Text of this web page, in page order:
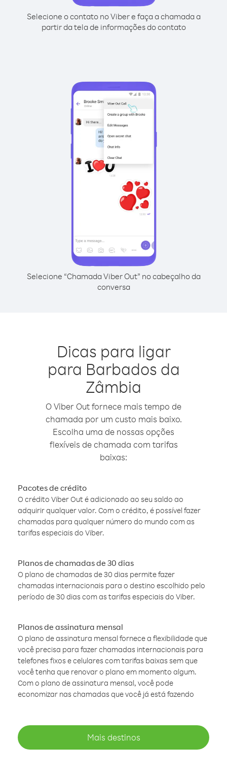
Selecione o contato no Viber e faça a chamada a
partir da tela de informações do contato
Selecione “Chamada Viber Out” no cabeçalho da
conversa
Dicas para ligar
para Barbados da
Zâmbia
O Viber Out fornece mais tempo de
chamada por um custo mais baixo.
Escolha uma de nossas opções
flexíveis de chamada com tarifas
baixas:
Pacotes de crédito
O crédito Viber Out é adicionado ao seu saldo ao
adquirir qualquer valor. Com o crédito, é possível fazer
chamadas para qualquer número do mundo com as
tarifas especiais do Viber.
Planos de chamadas de 30 dias
O plano de chamadas de 30 dias permite fazer
chamadas internacionais para o destino escolhido pelo
período de 30 dias com as tarifas especiais do Viber.
Planos de assinatura mensal
O plano de assinatura mensal fornece a flexibilidade que
você precisa para fazer chamadas internacionais para
telefones fixos e celulares com tarifas baixas sem que
você tenha que renovar o plano em momento algum.
Com o plano de assinatura mensal, você pode
economizar nas chamadas que você já está fazendo
Mais destinos